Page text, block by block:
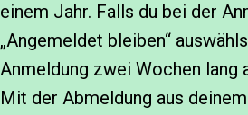
einem Jahr. Falls du bei der
„Angemeldet bleiben“
Anmeldung zwei Wochen lang
Mit der Abmeldung aus